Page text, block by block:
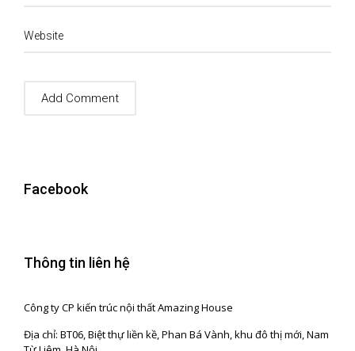
Website
Facebook
Thông tin liên hệ
Công ty CP kiến trúc nội thất Amazing House
Địa chỉ: BT06, Biệt thự liền kề, Phan Bá Vành, khu đô thị mới, Nam